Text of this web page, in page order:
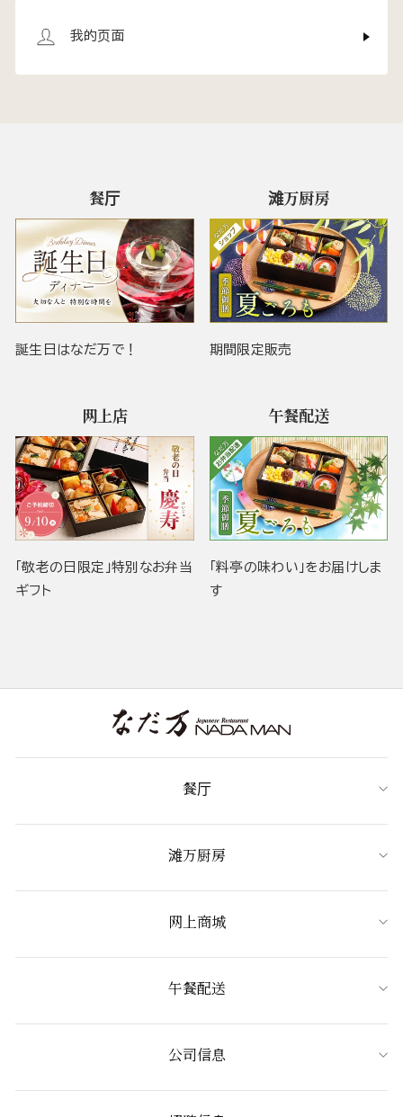
我的页面
餐厅
誕生日はなだ万で！
滩万厨房
期間限定販売
网上店
「敬老の日限定」特別なお弁当
ギフト
午餐配送
「料亭の味わい」をお届けしま
す
餐厅
滩万厨房
网上商城
午餐配送
公司信息